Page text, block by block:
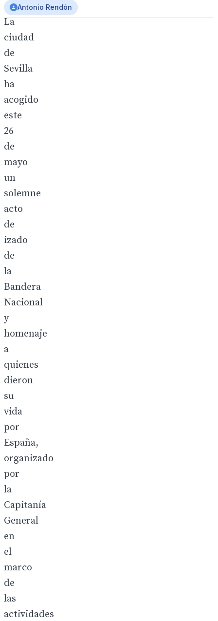
.
La
ciudad
de
Sevilla
ha
acogido
este
26
de
mayo
un
solemne
acto
de
izado
de
la
Bandera
Nacional
y
homenaje
a
quienes
dieron
su
vida
por
España,
organizado
por
la
Capitanía
General
en
el
marco
de
las
actividades
Antonio Rendón